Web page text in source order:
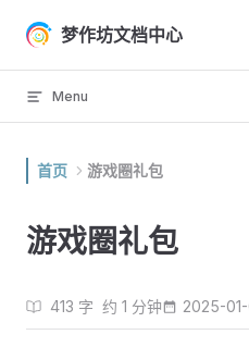
Skip to content
梦作坊文档中心
Menu
首页 游戏圈礼包
游戏圈礼包
413 字 约 1 分钟 2025-